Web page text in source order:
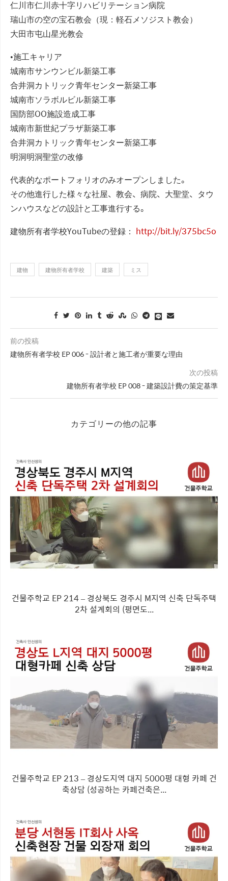
仁川市仁川赤十字リハビリテーション病院
瑞山市の空の宝石教会（現：軽石メソジスト教会）
大田市屯山星光教会
•施工キャリア
城南市サンウンビル新築工事
合井洞カトリック青年センター新築工事
城南市ソラボルビル新築工事
国防部OO施設造成工事
城南市新世紀プラザ新築工事
合井洞カトリック青年センター新築工事
明洞明洞聖堂の改修
代表的なポートフォリオのみオープンしました。
その他進行した様々な社屋、教会、病院、大聖堂、タウ
ンハウスなどの設計と工事進行する。
建物所有者学校YouTubeの登録： http://bit.ly/375bc5o
建物 建物所有者学校 建築 ミス
前の投稿
建物所有者学校 EP 006 - 設計者と施工者が重要な理由
次の投稿
建物所有者学校 EP 008 - 建築設計費の策定基準
カテゴリーの他の記事
건물주학교 EP 214 – 경상북도 경주시 M지역 신축 단독주택
2차 설계회의 (평면도...
건물주학교 EP 213 – 경상도지역 대지 5000평 대형 카페 건
축상담 (성공하는 카페건축은...